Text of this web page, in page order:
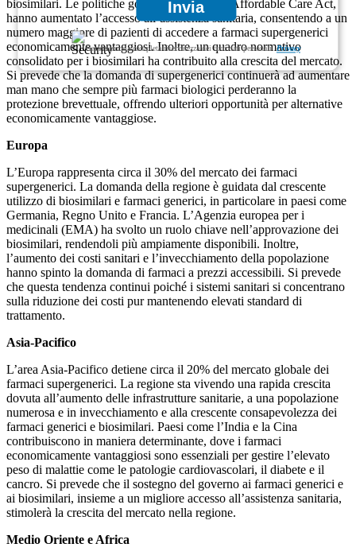
Invia
Garantiamo la completa riservatezza dei tuoi dati personali.Privacy
biosimilari. Le politiche governative, come l’Affordable Care Act,
hanno aumentato l’accesso all’assistenza sanitaria, consentendo a un
numero maggiore di pazienti di accedere a farmaci supergenerici
economicamente vantaggiosi. Inoltre, un quadro normativo
consolidato per i biosimilari ha contribuito alla crescita del mercato.
Si prevede che la domanda di supergenerici continuerà ad aumentare
man mano che sempre più farmaci biologici perderanno la
protezione brevettuale, offrendo ulteriori opportunità per alternative
economicamente vantaggiose.
Europa
L’Europa rappresenta circa il 30% del mercato dei farmaci
supergenerici. La domanda della regione è guidata dal crescente
utilizzo di biosimilari e farmaci generici, in particolare in paesi come
Germania, Regno Unito e Francia. L’Agenzia europea per i
medicinali (EMA) ha svolto un ruolo chiave nell’approvazione dei
biosimilari, rendendoli più ampiamente disponibili. Inoltre,
l’aumento dei costi sanitari e l’invecchiamento della popolazione
hanno spinto la domanda di farmaci a prezzi accessibili. Si prevede
che questa tendenza continui poiché i sistemi sanitari si concentrano
sulla riduzione dei costi pur mantenendo elevati standard di
trattamento.
Asia-Pacifico
L’area Asia-Pacifico detiene circa il 20% del mercato globale dei
farmaci supergenerici. La regione sta vivendo una rapida crescita
dovuta all’aumento delle infrastrutture sanitarie, a una popolazione
numerosa e in invecchiamento e alla crescente consapevolezza dei
farmaci generici e biosimilari. Paesi come l’India e la Cina
contribuiscono in maniera determinante, dove i farmaci
economicamente vantaggiosi sono essenziali per gestire l’elevato
peso di malattie come le patologie cardiovascolari, il diabete e il
cancro. Si prevede che il sostegno del governo ai farmaci generici e
ai biosimilari, insieme a un migliore accesso all’assistenza sanitaria,
stimolerà la crescita del mercato nella regione.
Medio Oriente e Africa